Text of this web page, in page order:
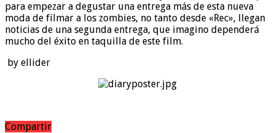
para empezar a degustar una entrega más de esta nueva
moda de filmar a los zombies, no tanto desde «Rec», llegan
noticias de una segunda entrega, que imagino dependerá
mucho del éxito en taquilla de este film.
by ellider
Compartir